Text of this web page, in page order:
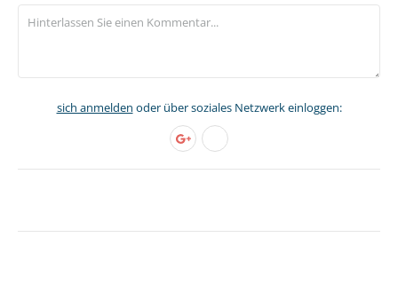
sich anmelden oder über soziales Netzwerk einloggen: